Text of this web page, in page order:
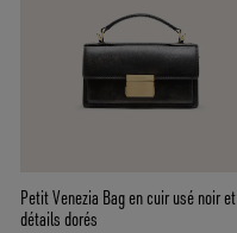
Petit Venezia Bag en cuir usé noir et
détails dorés